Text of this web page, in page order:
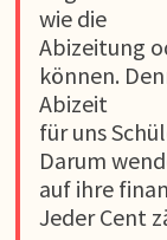
wie die
Abizeitung
können.
Abizeit
für uns
Darum
auf ihre
Jeder Cent